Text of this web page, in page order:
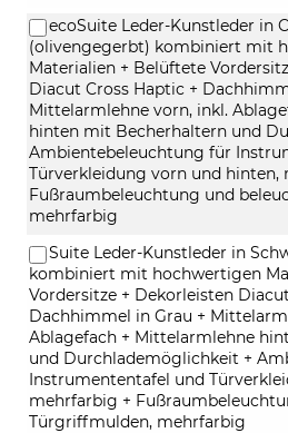
ecoSuite Leder-Kunstleder in
(olivengegerbt) kombiniert mit
Materialien + Belüftete
Diacut Cross Haptic +
Mittelarmlehne vorn, inkl.
hinten mit Becherhaltern und
Ambientebeleuchtung für
Türverkleidung vorn und hinten,
Fußraumbeleuchtung und
mehrfarbig
Suite Leder-Kunstleder in
kombiniert mit hochwertigen
Vordersitze + Dekorleisten
Dachhimmel in Grau +
Ablagefach + Mittelarmlehne
und Durchlademöglichkeit +
Instrumententafel und
mehrfarbig +
Türgriffmulden, mehrfarbig